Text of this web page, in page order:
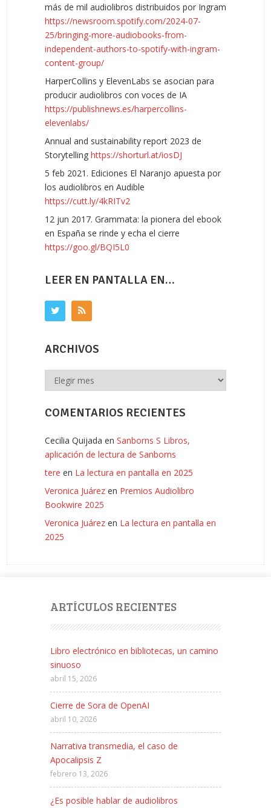
más de mil audiolibros distribuidos por Ingram
https://newsroom.spotify.com/2024-07-
25/bringing-more-audiobooks-from-
independent-authors-to-spotify-with-ingram-
content-group/
HarperCollins y ElevenLabs se asocian para
producir audiolibros con voces de IA
https://publishnews.es/harpercollins-
elevenlabs/
Annual and sustainability report 2023 de
Storytelling https://shorturl.at/iosDJ
5 feb 2021. Ediciones El Naranjo apuesta por
los audiolibros en Audible
https://cutt.ly/4kRITv2
12 jun 2017. Grammata: la pionera del ebook
en España se rinde y echa el cierre
https://goo.gl/BQI5L0
LEER EN PANTALLA EN…
ARCHIVOS
Archivos
COMENTARIOS RECIENTES
Cecilia Quijada en Sanborns S Libros,
aplicación de lectura de Sanborns
tere en La lectura en pantalla en 2025
Veronica Juárez en Premios Audiolibro
Bookwire 2025
Veronica Juárez en La lectura en pantalla en
2025
ARTÍCULOS RECIENTES
Libro electrónico en bibliotecas, un camino
sinuoso
abril 15, 2026
Cierre de Sora de OpenAI
abril 10, 2026
Narrativa transmedia, el caso de
Apocalipsis Z
febrero 13, 2026
¿Es posible hablar de audiolibros